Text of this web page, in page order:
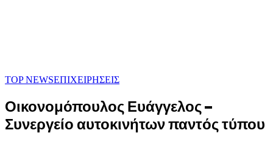
TOP NEWSΕΠΙΧΕΙΡΗΣΕΙΣ
Οικονομόπουλος Ευάγγελος –
Συνεργείο αυτοκινήτων παντός τύπου